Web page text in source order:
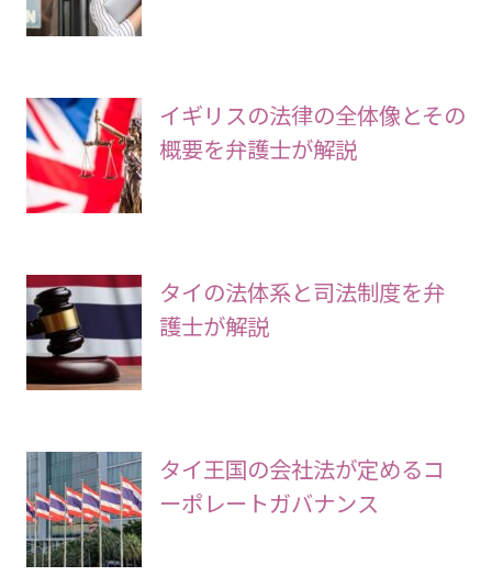
イギリスの法律の全体像とその
概要を弁護士が解説
タイの法体系と司法制度を弁
護士が解説
タイ王国の会社法が定めるコ
ーポレートガバナンス